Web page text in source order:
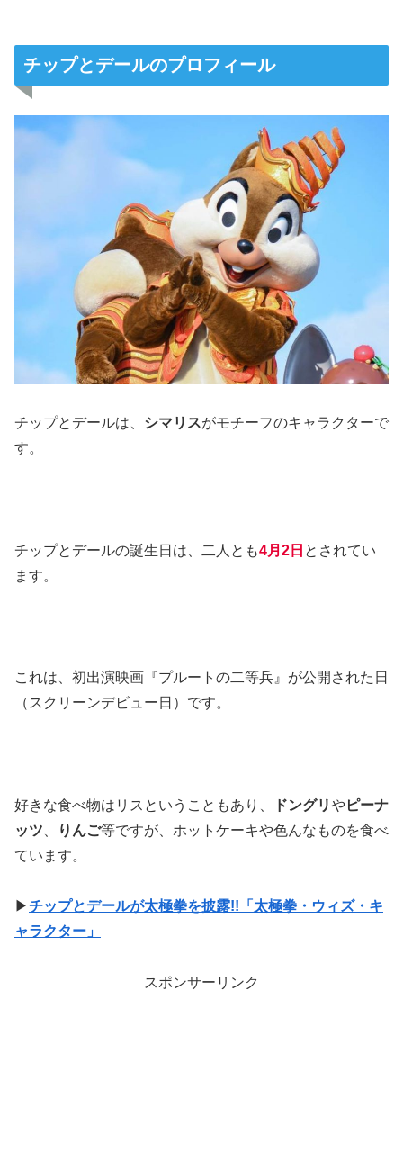
チップとデールのプロフィール
チップとデールは、 シマリスがモチーフのキャラクターで
す。
チップとデールの誕生日は、二人とも4月2日 とされてい
ます。
これは、初出演映画『プルートの二等兵』が公開された日
（スクリーンデビュー日）です。
好きな食べ物はリスということもあり、 ドングリやピーナ
ッツ
りんご等ですが、ホットケーキや色んなものを食べ
ています。
▶チップとデールが太極拳を披露!!「太極拳・ウィズ・キ
ャラクター」
スポンサーリンク